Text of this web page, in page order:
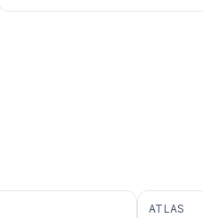
ATLAS